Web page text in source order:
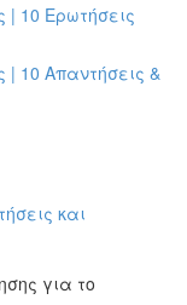
| 10 Ερωτήσεις
10 Απαντήσεις &
και
για το